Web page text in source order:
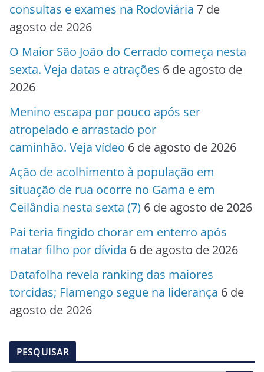
consultas e exames na Rodoviária 7 de
agosto de 2026
O Maior São João do Cerrado começa nesta
sexta. Veja datas e atrações 6 de agosto de
2026
Menino escapa por pouco após ser
atropelado e arrastado por
caminhão. Veja vídeo 6 de agosto de 2026
Ação de acolhimento à população em
situação de rua ocorre no Gama e em
Ceilândia nesta sexta (7) 6 de agosto de 2026
Pai teria fingido chorar em enterro após
matar filho por dívida 6 de agosto de 2026
Datafolha revela ranking das maiores
torcidas; Flamengo segue na liderança 6 de
agosto de 2026
PESQUISAR